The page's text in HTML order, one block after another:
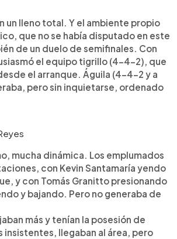
un lleno total. Y el ambiente propio
que no se había disputado en este
de un duelo de semifinales. Con
el equipo tigrillo (4-4-2), que
el arranque. Águila (4-4-2 y a
pero sin inquietarse, ordenado
mucha dinámica. Los emplumados
con Kevin Santamaría yendo
y con Tomás Granitto presionando
y bajando. Pero no generaba de
más y tenían la posesión de
insistentes, llegaban al área, pero